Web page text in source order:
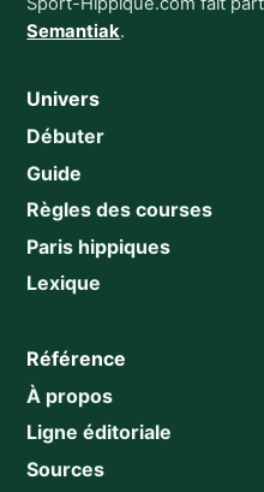
Semantiak.
Univers
Débuter
Guide
Règles des courses
Paris hippiques
Lexique
Référence
À propos
Ligne éditoriale
Sources